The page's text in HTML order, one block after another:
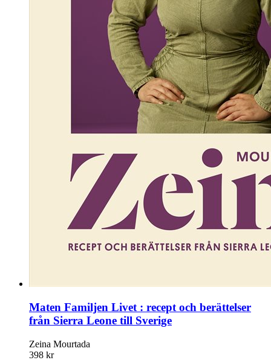
Maten Familjen Livet : recept och berättelser
från Sierra Leone till Sverige
Zeina Mourtada
398 kr